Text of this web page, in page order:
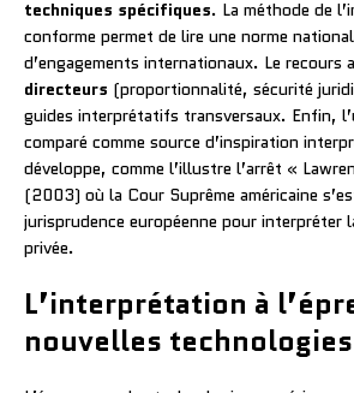
techniques spécifiques. La méthode de
conforme permet de lire une norme
d’engagements internationaux. Le recours
directeurs (proportionnalité, sécurité
guides interprétatifs transversaux. Enfin,
comparé comme source d’inspiration
développe, comme l’illustre l’arrêt «
(2003) où la Cour Suprême américaine
jurisprudence européenne pour interpréter
privée.
L’interprétation à
nouvelles technologies